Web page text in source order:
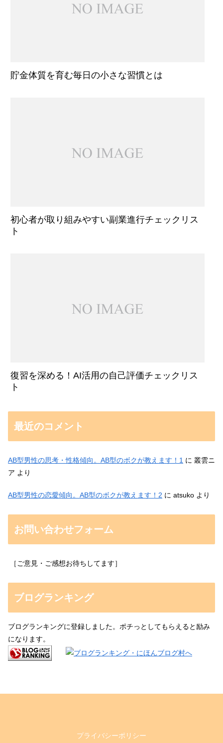
貯金体質を育む毎日の小さな習慣とは
初心者が取り組みやすい副業進行チェックリス
ト
復習を深める！AI活用の自己評価チェックリス
ト
最近のコメント
AB型男性の思考・性格傾向。AB型のボクが教えます！1 に 叢雲ニ
ア より
AB型男性の恋愛傾向。AB型のボクが教えます！2 に atsuko より
お問い合わせフォーム
［ご意見・ご感想お待ちしてます］
ブログランキング
ブログランキングに登録しました。ポチっとしてもらえると励み
になります。
プライバシーポリシー